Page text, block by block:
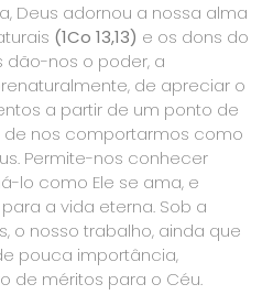
Deus adornou a nossa alma
(1Co 13,13) e os dons do
dão-nos o poder, a
de apreciar o
a partir de um ponto de
de nos comportarmos como
Permite-nos conhecer
lo como Ele se ama, e
a vida eterna. Sob a
o nosso trabalho, ainda que
pouca importância,
de méritos para o Céu.